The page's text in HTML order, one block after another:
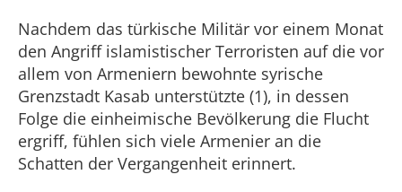
Nachdem das türkische Militär vor einem Monat
den Angriff islamistischer Terroristen auf die vor
allem von Armeniern bewohnte syrische
Grenzstadt Kasab unterstützte (1), in dessen
Folge die einheimische Bevölkerung die Flucht
ergriff, fühlen sich viele Armenier an die
Schatten der Vergangenheit erinnert.